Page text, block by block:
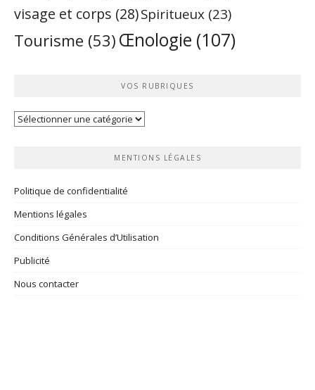
visage et corps (28)Spiritueux (23)
Tourisme (53) Œnologie (107)
VOS RUBRIQUES
Vos
MENTIONS LÉGALES
Politique de confidentialité
Mentions légales
Conditions Générales d’Utilisation
Publicité
Nous contacter